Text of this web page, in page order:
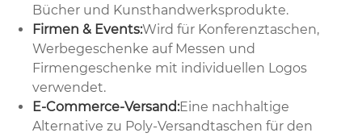
Bücher und Kunsthandwerksprodukte.
Firmen & Events:Wird für Konferenztaschen,
Werbegeschenke auf Messen und
Firmengeschenke mit individuellen Logos
verwendet.
E-Commerce-Versand:Eine nachhaltige
Alternative zu Poly-Versandtaschen für den